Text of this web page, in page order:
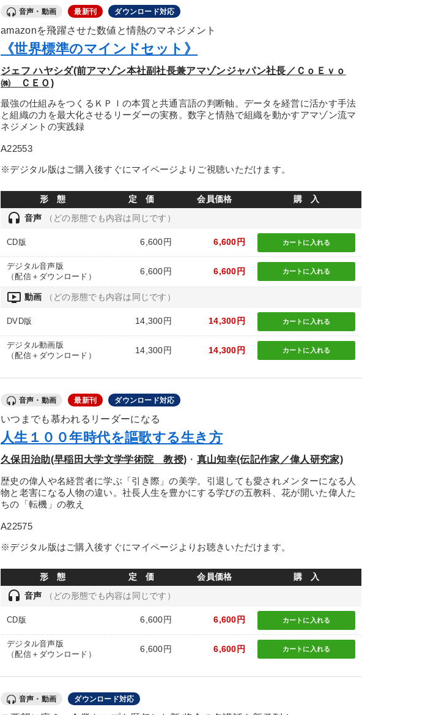
音声・動画 最新刊 ダウンロード対応
amazonを飛躍させた数値と情熱のマネジメント
《世界標準のマインドセット》
ジェフ ハヤシダ(前アマゾン本社副社長兼アマゾンジャパン社長／ＣｏＥｖｏ
㈱ ＣＥＯ)
最強の仕組みをつくるＫＰＩの本質と共通言語の判断軸。データを経営に活かす手法
と組織の力を最大化させるリーダーの実務。数字と情熱で組織を動かすアマゾン流マ
ネジメントの実践録
A22553
※デジタル版はご購入後すぐにマイページよりご視聴いただけます。
形 態 定 価 会員価格 購 入
headset 音声 （どの形態でも内容は同じです）
CD版 6,600円 6,600円 カートに 入れる
デジタル音声版
（配信＋ダウンロード）
6,600円 6,600円 カートに 入れる
ondemand_video 動画 （どの形態でも内容は同じです）
DVD版 14,300円 14,300円 カートに 入れる
デジタル動画版
（配信＋ダウンロード）
14,300円 14,300円 カートに 入れる
音声・動画 最新刊 ダウンロード対応
いつまでも慕われるリーダーになる
人生１００年時代を謳歌する生き方
久保田治助(早稲田大学文学学術院 教授) ・ 真山知幸(伝記作家／偉人研究家)
歴史の偉人や名経営者に学ぶ「引き際」の美学。引退しても愛されメンターになる人
物と老害になる人物の違い。社長人生を豊かにする学びの五教科、花が開いた偉人た
ちの「転機」の教え
A22575
※デジタル版はご購入後すぐにマイページよりお聴きいただけます。
形 態 定 価 会員価格 購 入
headset 音声 （どの形態でも内容は同じです）
CD版 6,600円 6,600円 カートに 入れる
デジタル音声版
（配信＋ダウンロード）
6,600円 6,600円 カートに 入れる
音声・動画 ダウンロード対応